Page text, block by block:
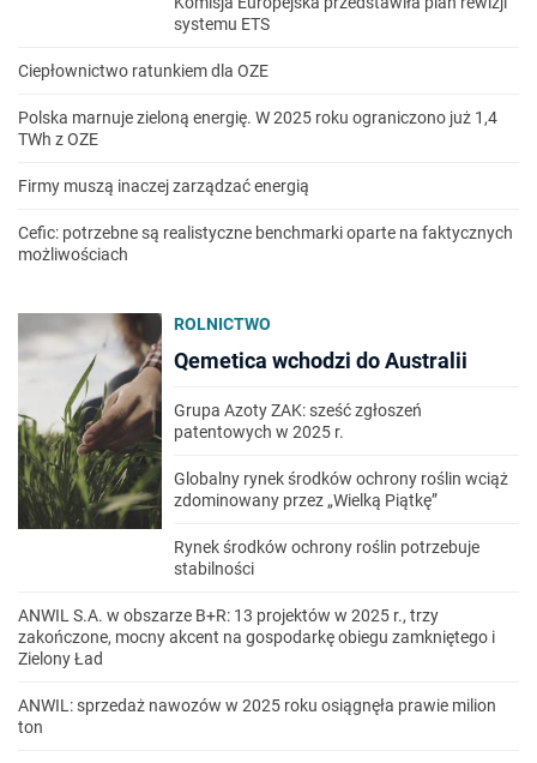
systemu ETS
Ciepłownictwo ratunkiem dla OZE
Polska marnuje zieloną energię. W 2025 roku ograniczono już 1,4
TWh z OZE
Firmy muszą inaczej zarządzać energią
Cefic: potrzebne są realistyczne benchmarki oparte na faktycznych
możliwościach
ROLNICTWO
Qemetica wchodzi do Australii
Grupa Azoty ZAK: sześć zgłoszeń
patentowych w 2025 r.
Globalny rynek środków ochrony roślin wciąż
zdominowany przez „Wielką Piątkę”
Rynek środków ochrony roślin potrzebuje
stabilności
ANWIL S.A. w obszarze B+R: 13 projektów w 2025 r., trzy
zakończone, mocny akcent na gospodarkę obiegu zamkniętego i
Zielony Ład
ANWIL: sprzedaż nawozów w 2025 roku osiągnęła prawie milion
ton